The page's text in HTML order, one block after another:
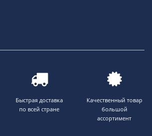
Быстрая доставка
по всей стране
Качественный товар
большой
ассортимент